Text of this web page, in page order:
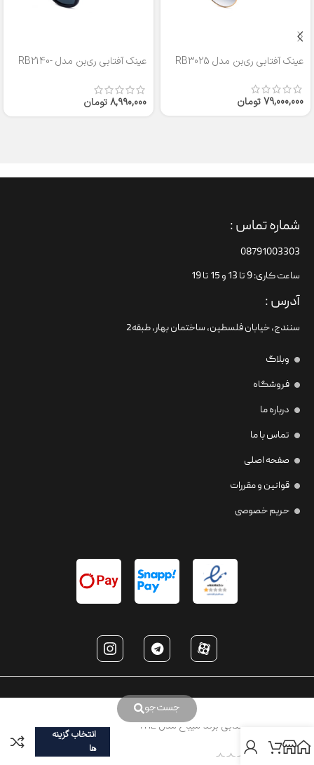
عینک آفتابی ری‌بن مدل RB3025
79,000,000تومان
عینک آفتابی ری‌بن مدل RB2140-
8,990,000تومان
جست‌جو
شماره تماس :
08791003303
ساعت کاری: 9 تا 13 و 15 تا 19
آدرس :
سنندج، خیابان فلسطین،‌ ساختمان بهار، طبقه2
وبلاگ
فروشگاه
درباره ما
تماس با ما
صفحه اصلی
قوانین و مقررات
حریم خصوصی
عینک آفتابی برند میباخ مدل THE
BONE
انتخاب گزینه
ها